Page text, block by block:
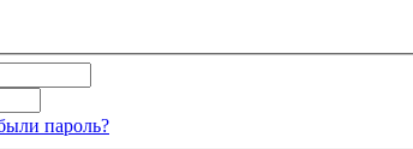
пароль?